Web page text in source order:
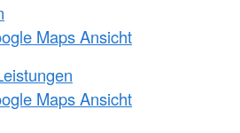
Maps Ansicht
Maps Ansicht